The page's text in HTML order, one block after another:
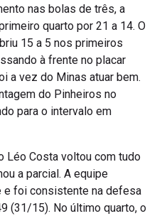
nas bolas de três, a
quarto por 21 a 14. O
15 a 5 nos primeiros
à frente no placar
a vez do Minas atuar bem.
do Pinheiros no
para o intervalo em
Léo Costa voltou com tudo
a parcial. A equipe
e foi consistente na defesa
(31/15). No último quarto, o